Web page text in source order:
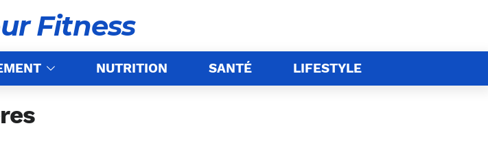
Fitness
NUTRITION SANTÉ LIFESTYLE